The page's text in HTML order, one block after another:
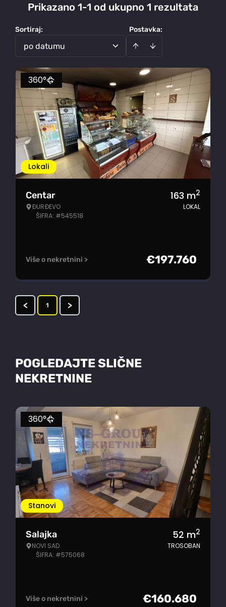
Prikazano 1-1 od ukupno 1 rezultata
Postavka:
Sortiraj:
po datumu
Lokali
360°
Centar
ĐURĐEVO
ŠIFRA: #545518
163 m2
LOKAL
Više o nekretnini > €197.760
< 1 >
POGLEDAJTE SLIČNE
NEKRETNINE
Stanovi
360°
Salajka
NOVI SAD
ŠIFRA: #575068
52 m2
TROSOBAN
Više o nekretnini > €160.680